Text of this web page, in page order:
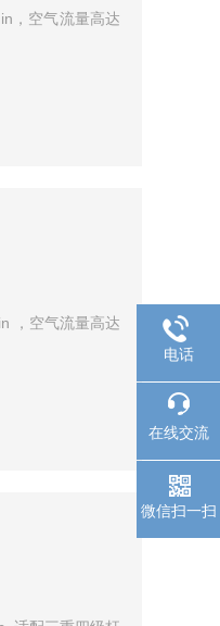
，空气流量高达
，空气流量高达
电话
在线交流
微信扫一扫